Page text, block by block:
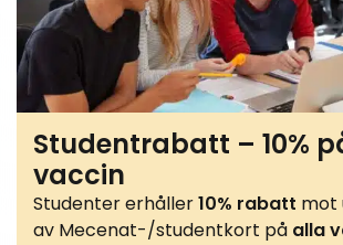
Studentrabatt – 10%
vaccin
Studenter erhåller10% rabatt mot
av Mecenat-/studentkort på alla